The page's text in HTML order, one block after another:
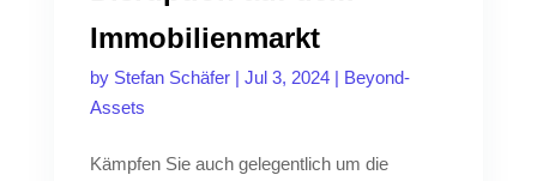
Immobilienmarkt
by Stefan Schäfer| Jul 3, 2024| Beyond-
Assets
Kämpfen Sie auch gelegentlich um die